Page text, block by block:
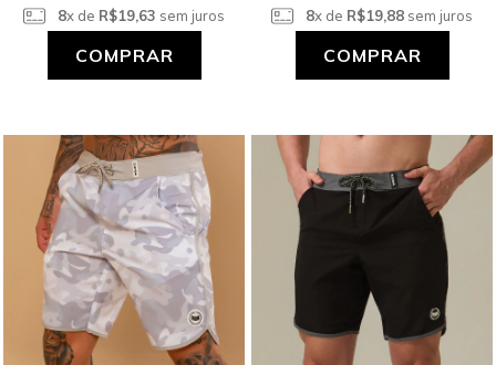
8x de R$19,63 sem juros
COMPRAR
8x de R$19,88sem juros
COMPRAR